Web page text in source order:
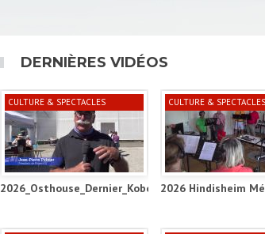
DERNIÈRES VIDÉOS
CULTURE & SPECTACLES
2026_Osthouse_Dernier_Kobold_Project_ill
CULTURE & SPECTACLES
2026 Hindisheim